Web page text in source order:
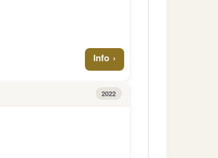
Info
2022